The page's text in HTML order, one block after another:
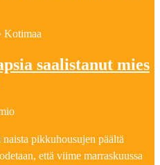
Kotimaa
saalistanut mies
pikkuhousujen päältä
että viime marraskuussa